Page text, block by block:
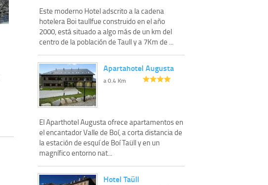
Este moderno Hotel adscrito a la cadena
hotelera Boi taullfue construido en el año
2000, está situado a algo más de un km del
centro de la población de Taull y a 7Km de ...
Apartahotel Augusta
a 0.4 Km
El Aparthotel Augusta ofrece apartamentos en
el encantador Valle de Boí, a corta distancia de
la estación de esquí de Boí Taüll y en un
magnífico entorno nat...
Hotel Taüll